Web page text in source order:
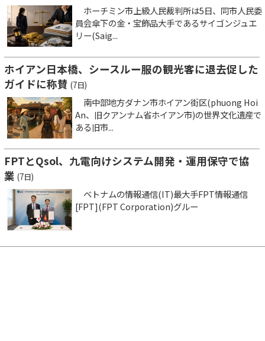
ホーチミン市上級人民裁判所は5日、同市人民委
員会傘下の金・宝飾品大手であるサイゴンジュエ
リー(Saig...
ホイアン日本橋、シースルー服の観光客に退去促した
ガイドに称賛 (7日)
南中部地方ダナン市ホイアン街区(phuong Hoi
An、旧クアンナム省ホイアン市)の世界文化遺産で
ある旧市...
FPTとQsol、九電向けシステム開発・運用保守で協
業 (7日)
ベトナムの情報通信(IT)最大手FPT情報通信
[FPT](FPT Corporation)グルー